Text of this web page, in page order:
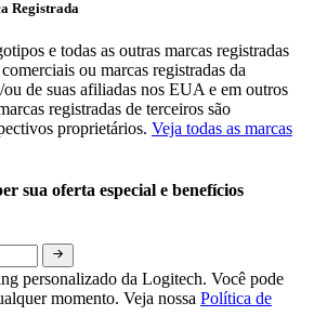
Registrada
e todas as outras marcas registradas
ou marcas registradas da
de suas afiliadas nos EUA e em outros
registradas de terceiros são
proprietários. Veja todas as marcas
sua oferta especial e benefícios
personalizado da Logitech. Você pode
momento. Veja nossa Política de